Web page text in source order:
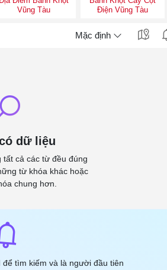
Vũng Tàu
Điện Vũng Tàu
Mặc định
dữ liệu
tất cả các từ đều đúng
từ khóa khác hoặc
chung hơn.
để tìm kiếm và là người đầu tiên